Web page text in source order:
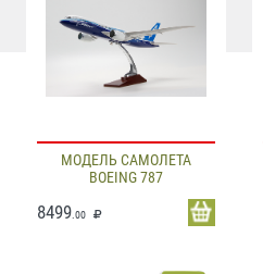
МОДЕЛЬ САМОЛЕТА
BOEING 787
8499 .00